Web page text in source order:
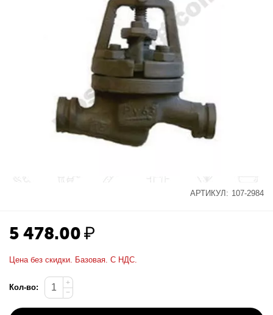
АРТИКУЛ: 107-2984
5 478.00₽
Цена без скидки. Базовая. С НДС.
Кол-во:
+
−